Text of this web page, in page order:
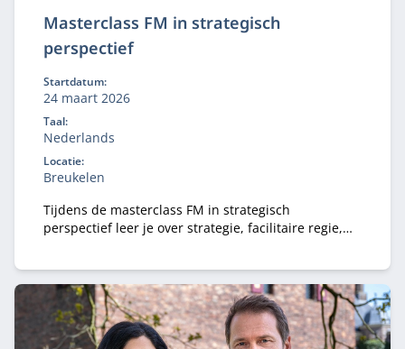
Masterclass FM in strategisch
perspectief
Startdatum:
24 maart 2026
Taal:
Nederlands
Locatie:
Breukelen
Tijdens de masterclass FM in strategisch
perspectief leer je over strategie, facilitaire regie,